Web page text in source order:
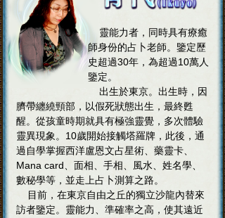
靈能力者，同時具有療癒
師身份的占卜老師。鑒定歷
史超過30年，為超過10萬人
鑒定。
出生於東京。出生時，因
臍帶纏繞頸部，以假死狀態出生，最終甦
醒。從孩童時期就具有極強靈覺，多次體驗
靈異現象。10歲開始接觸塔羅牌，此後，通
過自學掌握西洋盧恩文占星術、藥靈卡、
Mana card、面相、手相、風水、姓名學、
數秘學等，並走上占卜測算之路。
目前，在東京自由之丘的獨立沙龍內替來
訪者鑒定。靈能力、準確率之高，使其遠近